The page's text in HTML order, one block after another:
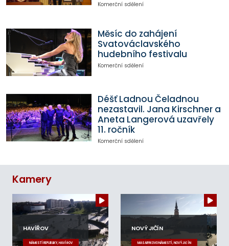
Komerční sdělení
Měsíc do zahájení
Svatováclavského
hudebního festivalu
Komerční sdělení
Déšť Ladnou Čeladnou
nezastavil. Jana Kirschner a
Aneta Langerová uzavřely
11. ročník
Komerční sdělení
Kamery
HAVÍŘOV
NÁMĚSTÍ REPUBLIKY, HAVÍŘOV
NOVÝ JIČÍN
MASARYKOVO NÁMĚSTÍ, NOVÝ JIČÍN